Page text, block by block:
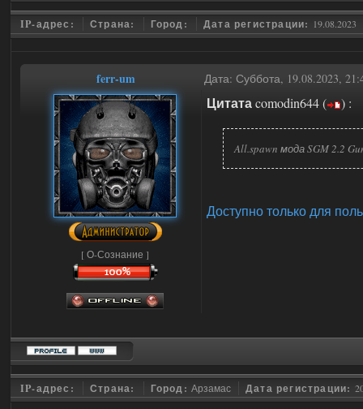
IP-адрес: Страна: Город: Дата регистрации: 19.08.2023
ferr-um Дата: Суббота, 19.08.2023,
[ О-Сознание ]
Цитатаcomodin644( ) :
All.spawn мода SGM 2.2
Доступно только для
IP-адрес: Страна: Город:Арзамас Дата регистрации: